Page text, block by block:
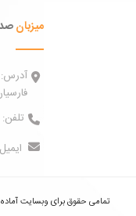
میزبان
آدرس:
فارسیان -
تلفن:
تمامی حقوق برای وبسایت